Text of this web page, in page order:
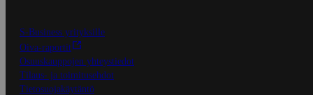
S-Business yrityksille
Oiva-raportit
Osuuskauppojen yhteystiedot
Tilaus- ja toimitusehdot
Tietosuojakäytäntö